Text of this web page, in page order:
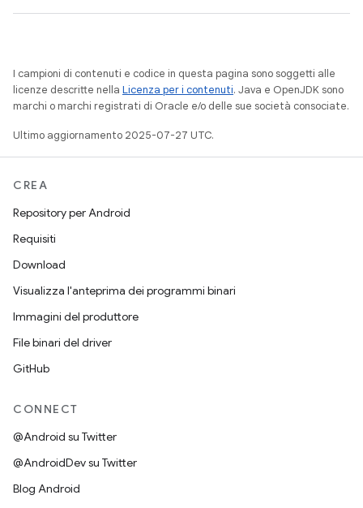
I campioni di contenuti e codice in questa pagina sono soggetti alle
licenze descritte nella Licenza per i contenuti. Java e OpenJDK sono
marchi o marchi registrati di Oracle e/o delle sue società consociate.
Ultimo aggiornamento 2025-07-27 UTC.
CREA
Repository per Android
Requisiti
Download
Visualizza l'anteprima dei programmi binari
Immagini del produttore
File binari del driver
GitHub
CONNECT
@Android su Twitter
@AndroidDev su Twitter
Blog Android